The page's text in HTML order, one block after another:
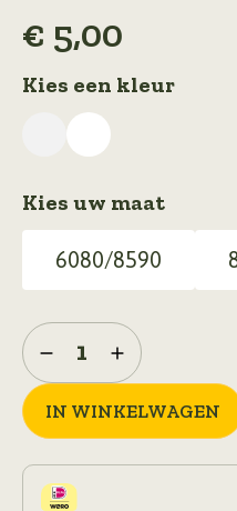
€ 5,00
Kies een kleur
Kies uw maat
6080/8590
werkjas
kort
model
leger
gifgroen
aantal
IN WINKELWAGEN